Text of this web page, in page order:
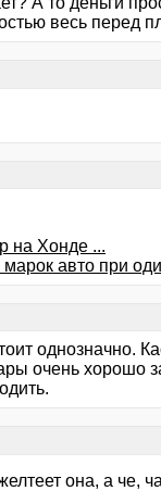
весь перед
на Хонде ...
авто при
однозначно.
очень хорошо
она, а че,